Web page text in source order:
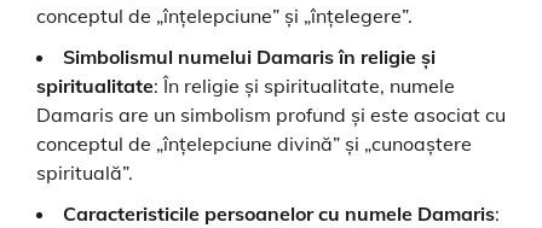
conceptul de „înțelepciune” și „înțelegere”.
Simbolismul numelui Damaris în religie și
spiritualitate: În religie și spiritualitate, numele
Damaris are un simbolism profund și este asociat cu
conceptul de „înțelepciune divină” și „cunoaștere
spirituală”.
Caracteristicile persoanelor cu numele Damaris: